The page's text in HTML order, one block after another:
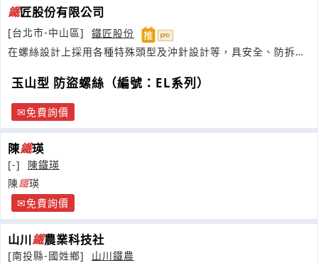
鐵匠股份有限公司
[台北市-中山區]
鐵匠股份
在螺絲設計上採用各種特殊頭型及沖針設計等，具安全、防拆、
玉山型 防盜螺絲（編號：EL系列）
免費詢價
陳鐵瑛
[-]
陳鐵瑛
陳鐵瑛
免費詢價
山川鐵農業科技社
[南投縣-國姓鄉]
山川鐵農